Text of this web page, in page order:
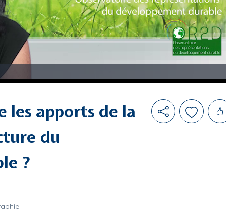
les apports de la
du
?
Likes